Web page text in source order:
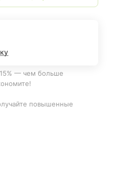
— чем больше
повышенные